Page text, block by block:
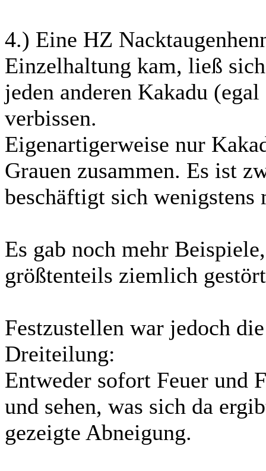
4.) Eine HZ
Einzelhaltung kam, ließ
jeden anderen Kakadu
verbissen.
Eigenartigerweise nur
Grauen zusammen. Es ist
beschäftigt sich wenigstens
Es gab noch mehr
größtenteils ziemlich
Festzustellen war jedoch
Dreiteilung:
Entweder sofort Feuer und
und sehen, was sich da
gezeigte Abneigung.